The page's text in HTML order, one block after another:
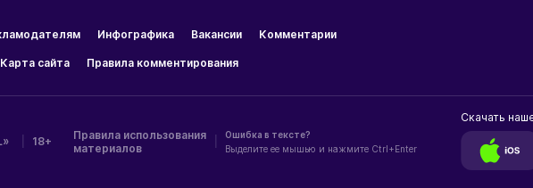
Инфографика Вакансии Комментарии
Карта сайта Правила комментирования
18+
Правила использования
материалов
Ошибка в тексте?
Выделите ее мышью и нажмите Ctrl+Enter
Скачать